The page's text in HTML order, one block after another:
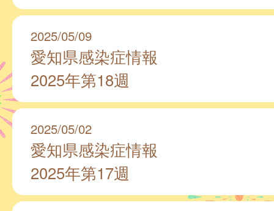
2025/05/09
愛知県感染症情報
2025年第18週
2025/05/02
愛知県感染症情報
2025年第17週